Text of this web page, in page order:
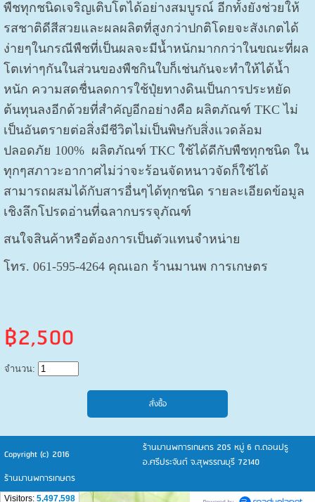
พืชทุกชนิดเจริญเติบโตได้อย่างสมบูรณ์ อีกทั้งยังช่วยให้
รสชาติดีสีสวยและผลผลิตที่สูงกว่าปกติโดยจะสังเกตได้
ง่ายๆในกรณีพืชที่เป็นผลจะมีน้ำหนักมากกว่าในขณะที่ผล
โตเท่าๆกันในส่วนของพืชกินใบก็เช่นกันจะทำให้ได้น้ำ
หนัก ความสดชื่นลดการใช้ปุ๋ยทางดินเป็นการประหยัด
ต้นทุนลงอีกด้วยที่สำคัญอีกอย่างคือ ผลิตภัณฑ์ TKC ไม่
เป็นอันตรายต่อสิ่งมีชีวิตไม่เป็นพิษกับสิ่งแวดล้อม
ปลอดภัย 100% ผลิตภัณฑ์ TKC ใช้ได้ดีกับพืชทุกชนิด ใน
ทุกๆสภาวะอากาศไม่ว่าจะร้อนจัดหนาวจัดก็ใช้ได้
สามารถผสมได้กับสารอื่นๆได้ทุกชนิด รายละเอียดข้อมูล
เชิงลึกโปรดอ่านที่ฉลากบรรจุภัณฑ์
สนใจสินค้าหรือต้องการเป็นตัวแทนจำหน่าย
โทร. 061-595-4264 คุณเอก ร้านมานพ การเกษตร
฿2,500
จำนวน:
Copyright (c) 2016
ร้านมานพการเกษตร 205 หมู่ 6 ต.ดอนปรู
อ.ศรีประจันต์ จ.สุพรรณบุรี 72140
ร้านมานพการเกษตร
Visitors: 5,497,598